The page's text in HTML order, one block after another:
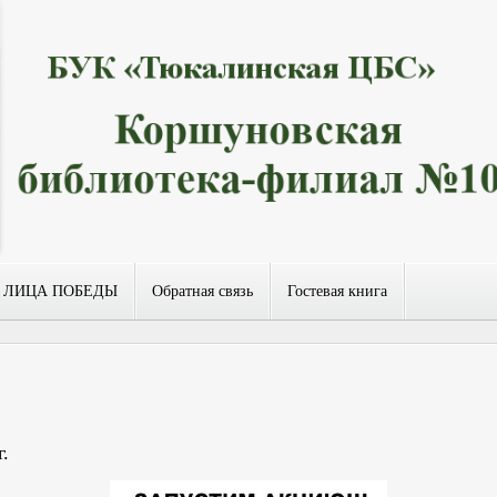
ЛИЦА ПОБЕДЫ Обратная связь Гостевая книга